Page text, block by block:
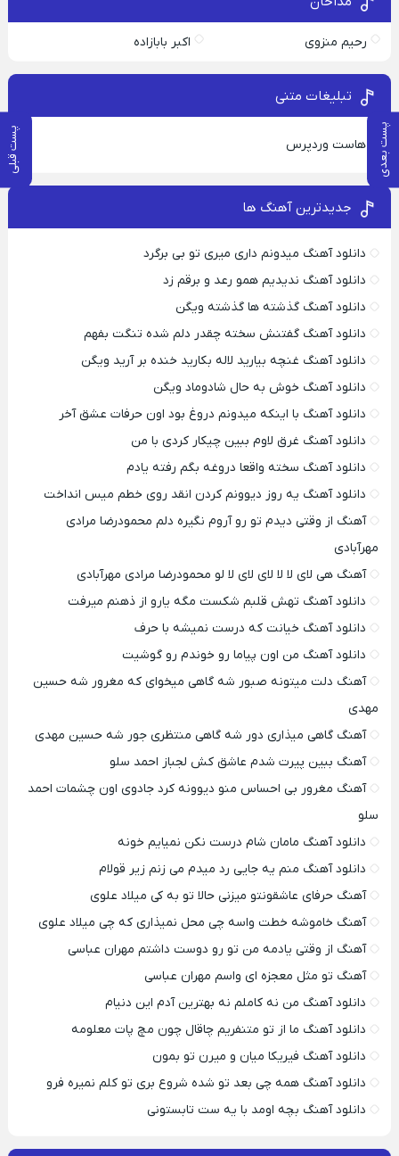
پست بعدی پست قبلی
رحیم منزوی اکبر بابازاده
تبلیغات متنی
هاست وردپرس
جدیدترین آهنگ ها
دانلود آهنگ میدونم داری میری تو بی برگرد
دانلود آهنگ ندیدیم همو رعد و برقم زد
دانلود آهنگ گذشته ها گذشته ویگن
دانلود آهنگ گفتنش سخته چقدر دلم شده تنگت بفهم
دانلود آهنگ غنچه بیارید لاله بکارید خنده بر آرید ویگن
دانلود آهنگ خوش به حال شادوماد ویگن
دانلود آهنگ با اینکه میدونم دروغ بود اون حرفات عشق آخر
دانلود آهنگ غرق لاوم ببین چیکار کردی با من
دانلود آهنگ سخته واقعا دروغه بگم رفته یادم
دانلود آهنگ یه روز دیوونم کردن انقد روی خطم میس انداخت
آهنگ از وقتی دیدم تو رو آروم نگیره دلم محمودرضا مرادی
مهرآبادی
آهنگ هی لای لا لا لای لای لا لو محمودرضا مرادی مهرآبادی
دانلود آهنگ تهش قلبم شکست مگه یارو از ذهنم میرفت
دانلود آهنگ خیانت که درست نمیشه با حرف
دانلود آهنگ من اون پیاما رو خوندم رو گوشیت
آهنگ دلت میتونه صبور شه گاهی میخوای که مغرور شه حسین
مهدی
آهنگ گاهی میذاری دور شه گاهی منتظری جور شه حسین مهدی
آهنگ ببین پیرت شدم عاشق کش لجباز احمد سلو
آهنگ مغرور بی احساس منو دیوونه کرد جادوی اون چشمات احمد
سلو
دانلود آهنگ مامان شام درست نکن نمیایم خونه
دانلود آهنگ منم یه جایی رد میدم می زنم زیر قولام
آهنگ حرفای عاشقونتو میزنی حالا تو به کی میلاد علوی
آهنگ خاموشه خطت واسه چی محل نمیذاری که چی میلاد علوی
آهنگ از وقتی یادمه من تو رو دوست داشتم مهران عباسی
آهنگ تو مثل معجزه ای واسم مهران عباسی
دانلود آهنگ من نه کاملم نه بهترین آدم این دنیام
دانلود آهنگ ما از تو متنفریم چاقال چون مچ پات معلومه
دانلود آهنگ فیریکا میان و میرن تو بمون
دانلود آهنگ همه چی بعد تو شده شروع بری تو کلم نمیره فرو
دانلود آهنگ بچه اومد با یه ست تابستونی